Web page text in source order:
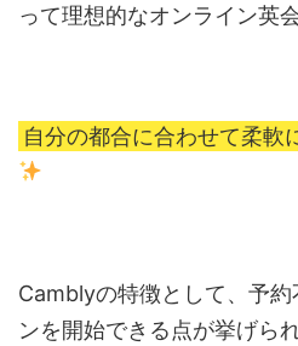
って理想的なオンライン英
自分の都合に合わせて柔軟
Camblyの特徴として、予
ンを開始できる点が挙げら